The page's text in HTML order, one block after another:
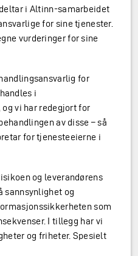
i Altinn-samarbeidet
for sine tjenester.
vurderinger for sine
for
i
vi har redegjort for
av disse – så
for tjenesteeierne i
og leverandørens
sannsynlighet og
som
I tillegg har vi
og friheter. Spesielt